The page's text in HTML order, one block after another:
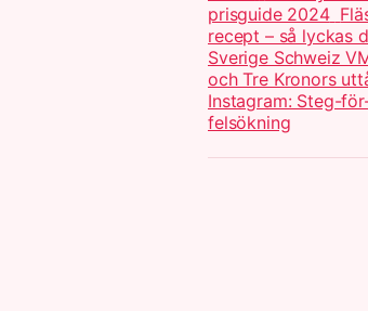
prisguide 2024
recept – så lyckas
Sverige Schweiz
och Tre Kronors
Instagram: Steg-
felsökning